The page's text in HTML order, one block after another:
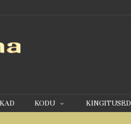
KODU KINGITUSED